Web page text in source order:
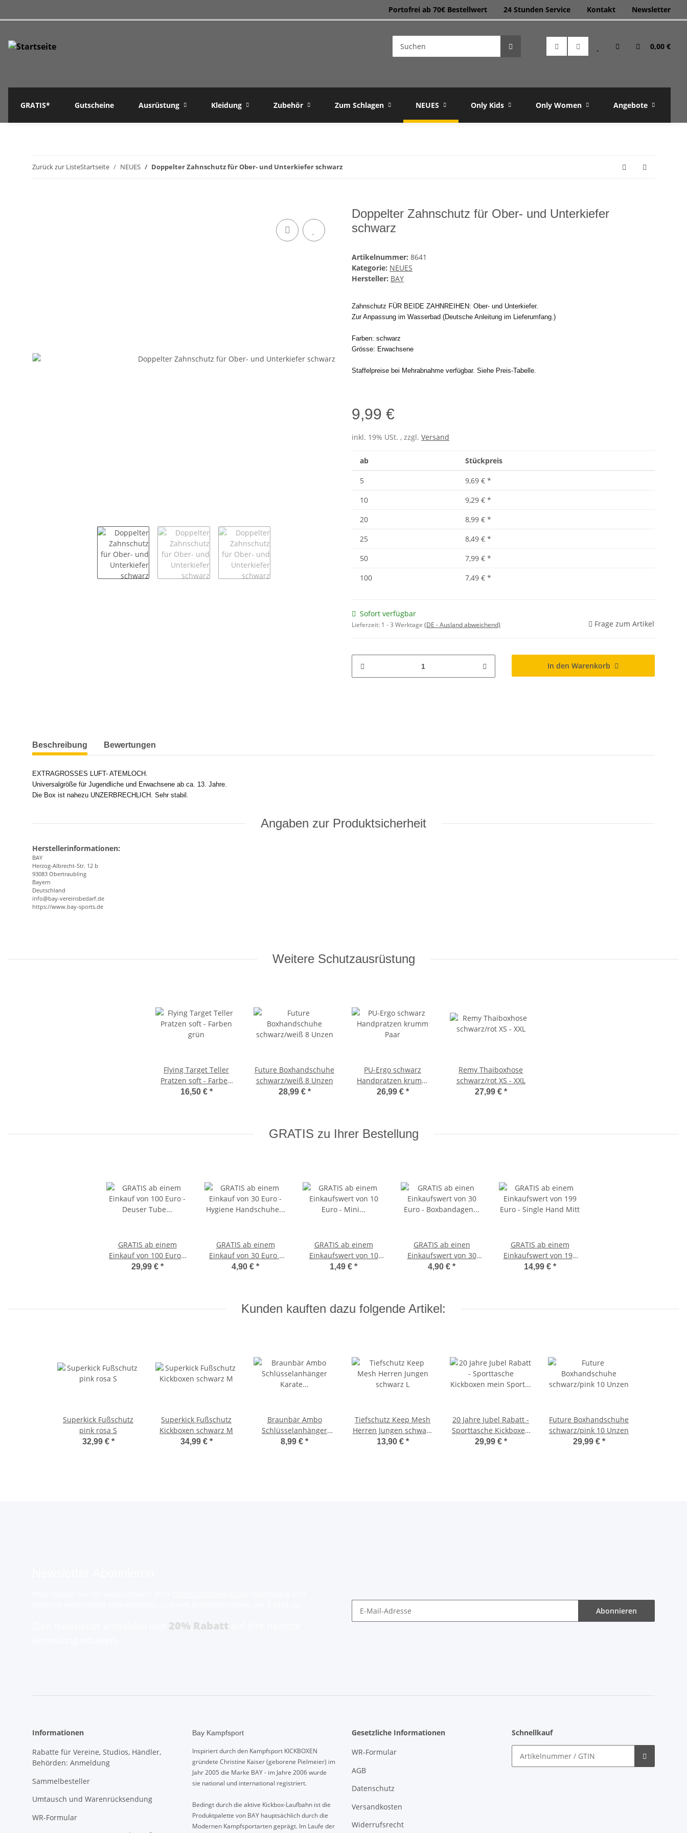
Portofrei ab 70€ Bestellwert 24 Stunden Service Kontakt Newsletter
0,00 €
GRATIS* Gutscheine Ausrüstung Kleidung Zubehör Zum Schlagen NEUES Only Kids Only Women Angebote
Zurück zur ListeStartseite NEUES Doppelter Zahnschutz für Ober- und Unterkiefer schwarz
Doppelter Zahnschutz für Ober- und Unterkiefer
schwarz
Artikelnummer: 8641
Kategorie: NEUES
Hersteller: BAY
Zahnschutz FÜR BEIDE ZAHNREIHEN: Ober- und Unterkiefer.
Zur Anpassung im Wasserbad (Deutsche Anleitung im Lieferumfang.)
Farben: schwarz
Grösse: Erwachsene
Staffelpreise bei Mehrabnahme verfügbar. Siehe Preis-Tabelle.
9,99 €
inkl. 19% USt. , zzgl. Versand
ab Stückpreis
5 9,69 € *
10
9,29 € *
20
8,99 € *
25
8,49 € *
50
7,99 € *
100
7,49 € *
Sofort verfügbar
Lieferzeit: 1 - 3 Werktage (DE - Ausland abweichend) Frage zum Artikel
In den Warenkorb
weitere Registerkarten anzeigen
Beschreibung Bewertungen
EXTRAGROSSES LUFT- ATEMLOCH.
Universalgröße für Jugendliche und Erwachsene ab ca. 13. Jahre.
Die Box ist nahezu UNZERBRECHLICH. Sehr stabil.
Angaben zur Produktsicherheit
Herstellerinformationen:
BAY
Herzog-Albrecht-Str. 12 b
93083 Obertraubling
Bayern
Deutschland
info@bay-vereinsbedarf.de
https://www.bay-sports.de
Weitere Schutzausrüstung
Flying Target Teller
Pratzen soft - Farben
grün
16,50 € *
Future Boxhandschuhe
schwarz/weiß 8 Unzen
28,99 € *
PU-Ergo schwarz
Handpratzen krumm
Paar
26,99 € *
Remy Thaiboxhose
schwarz/rot XS - XXL
27,99 € *
GRATIS zu Ihrer Bestellung
GRATIS ab einem
Einkauf von 100 Euro -
Deuser Tube Zugseil
29,99 € *
GRATIS ab einem
Einkauf von 30 Euro -
Hygiene Handschuhe
4,90 € *
GRATIS ab einem
Einkaufswert von 10
Euro - Mini
1,49 € *
GRATIS ab einen
Einkaufswert von 30
Euro - Boxbandagen
4,90 € *
GRATIS ab einem
Einkaufswert von 199
Euro - Single Hand Mitt
14,99 € *
Kunden kauften dazu folgende Artikel:
Superkick Fußschutz
pink rosa S
32,99 € *
Superkick Fußschutz
Kickboxen schwarz M
34,99 € *
Braunbär Ambo
Schlüsselanhänger
Karate Taekwondo
8,99 € *
Tiefschutz Keep Mesh
Herren Jungen schwarz
L
13,90 € *
20 Jahre Jubel Rabatt -
Sporttasche Kickboxen
mein Sport schwarz 70
29,99 € *
Future Boxhandschuhe
schwarz/pink 10 Unzen
29,99 € *
20% Rabatt
Abonnieren
Informationen
Rabatte für Vereine, Studios, Händler,
Behörden: Anmeldung
Sammelbesteller
Umtausch und Warenrücksendung
WR-Formular
Bay Kampfsport
Inspiriert durch den Kampfsport KICKBOXEN
gründete Christine Kaiser (geborene Pielmeier) im
Jahr 2005 die Marke BAY - im Jahre 2006 wurde
sie national und international registriert.
Bedingt durch die aktive Kickbox-Laufbahn ist die
Produktpalette von BAY hauptsächlich durch die
Modernen Kampfsportarten geprägt. Im Laufe der
Gesetzliche Informationen
WR-Formular
AGB
Datenschutz
Versandkosten
Widerrufsrecht
Schnellkauf